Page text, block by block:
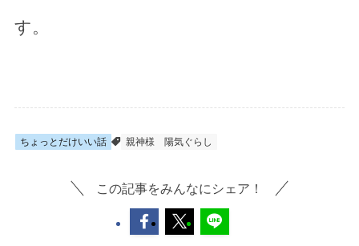
す。
ちょっとだけいい話 親神様 陽気ぐらし
この記事をみんなにシェア！